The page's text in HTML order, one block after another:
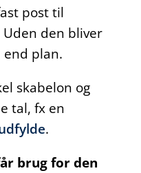
post til
Uden den bliver
plan.
skabelon og
tal, fx en
.
brug for den